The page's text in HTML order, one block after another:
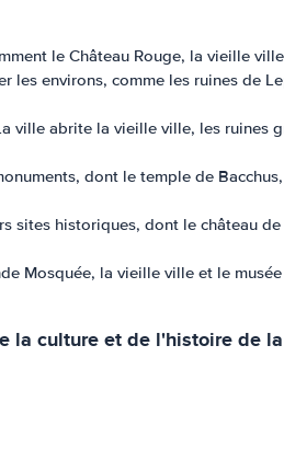
le Château Rouge, la vieille
les environs, comme les ruines de
ville abrite la vieille ville, les ruines
dont le temple de
sites historiques, dont le château
Mosquée, la vieille ville et le musée
la culture et de l'histoire de